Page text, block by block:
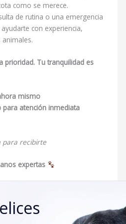
como se merece.
de rutina o una emergencia
con experiencia,
prioridad. Tu tranquilidad es
mismo
para atención inmediata
para recibirte
expertas